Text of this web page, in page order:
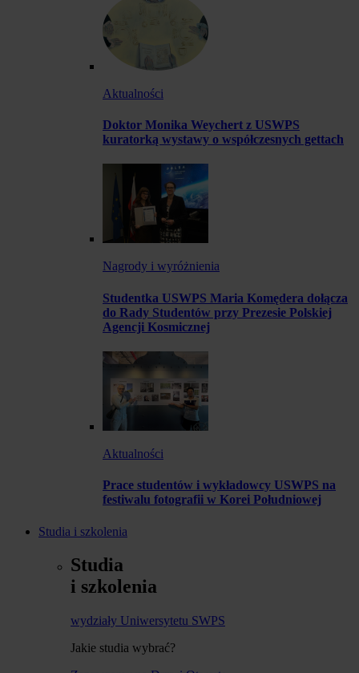
Aktualności
Doktor Monika Weychert z USWPS
kuratorką wystawy o współczesnych gettach
Nagrody i wyróżnienia
Studentka USWPS Maria Komędera dołącza
do Rady Studentów przy Prezesie Polskiej
Agencji Kosmicznej
Aktualności
Prace studentów i wykładowcy USWPS na
festiwalu fotografii w Korei Południowej
Studia i szkolenia
Studia
i szkolenia
wydziały Uniwersytetu SWPS
Jakie studia wybrać?